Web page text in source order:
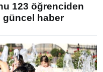
123 öğrenciden
güncel haber